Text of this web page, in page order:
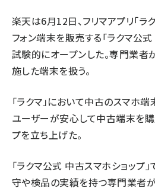
楽天は6月12日、フリマアプリ「ラ
フォン端末を販売する「ラクマ公
試験的にオープンした。専門業者
施した端末を扱う。
「ラクマ」において中古のスマホ
ユーザーが安心して中古端末を購
プを立ち上げた。
「ラクマ公式 中古スマホショップ
守や検品の実績を持つ専門業者が